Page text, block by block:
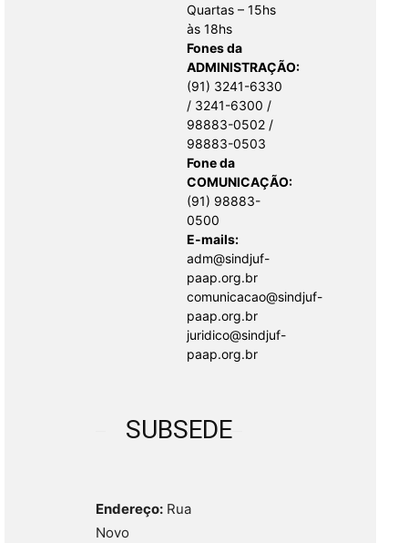
Quartas – 15hs
às 18hs
Fones da
ADMINISTRAÇÃO:
(91) 3241-6330
/ 3241-6300 /
98883-0502 /
98883-0503
Fone da
COMUNICAÇÃO:
(91) 98883-
0500
E-mails:
adm@sindjuf-
paap.org.br
comunicacao@sindjuf-
paap.org.br
juridico@sindjuf-
paap.org.br
SUBSEDE
Endereço: Rua
Novo